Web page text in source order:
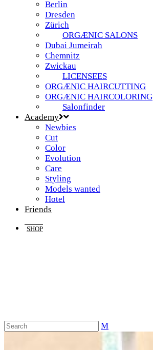
Berlin
Dresden
Zürich
ORGÆNIC SALONS
Dubai Jumeirah
Chemnitz
Zwickau
LICENSEES
ORGÆNIC HAIRCUTTING
ORGÆNIC HAIRCOLORING
Salonfinder
Academy
Newbies
Cut
Color
Evolution
Care
Styling
Models wanted
Hotel
Friends
SHOP